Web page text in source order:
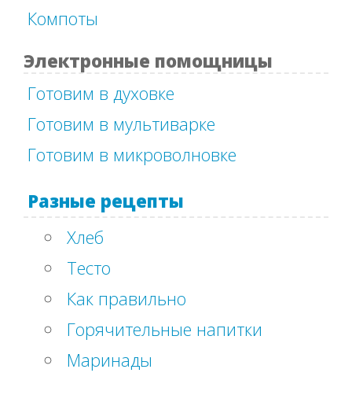
Компоты
Электронные помощницы
Готовим в духовке
Готовим в мультиварке
Готовим в микроволновке
Разные рецепты
Хлеб
Тесто
Как правильно
Горячительные напитки
Маринады